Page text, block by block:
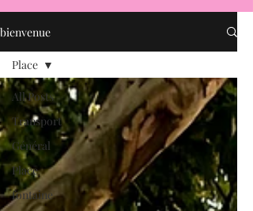
bienvenue
All Posts
Transport
Général
Place
fontaine
Place